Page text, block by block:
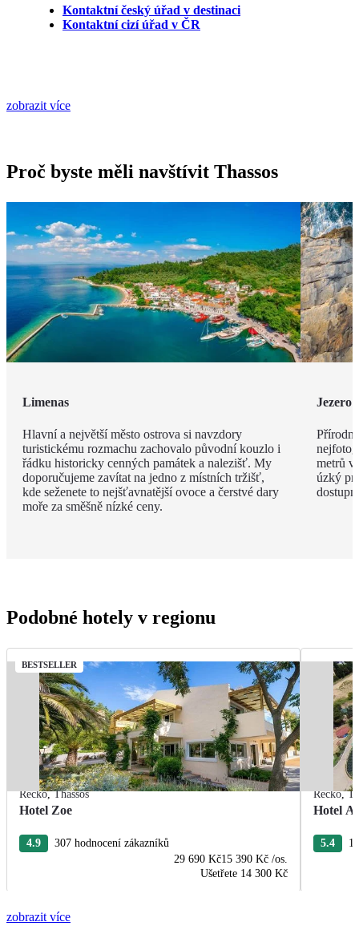
Kontaktní český úřad v destinaci
Kontaktní cizí úřad v ČR
zobrazit více
Proč byste měli navštívit Thassos
Limenas
Hlavní a největší město ostrova si navzdory
turistickému rozmachu zachovalo původní kouzlo i
řádku historicky cenných památek a nalezišť. My
doporučujeme zavítat na jedno z místních tržišť,
kde seženete to nejšťavnatější ovoce a čerstvé dary
moře za směšně nízké ceny.
Jezero
metrů
úzký
Podobné hotely v regionu
BESTSELLER
Řecko,Thassos
Hotel Zoe
4.9
307 hodnocení zákazníků
29 690 Kč15 390 Kč /os.
Ušetřete 14 300 Kč
Řecko,
Hotel
5.4
zobrazit více